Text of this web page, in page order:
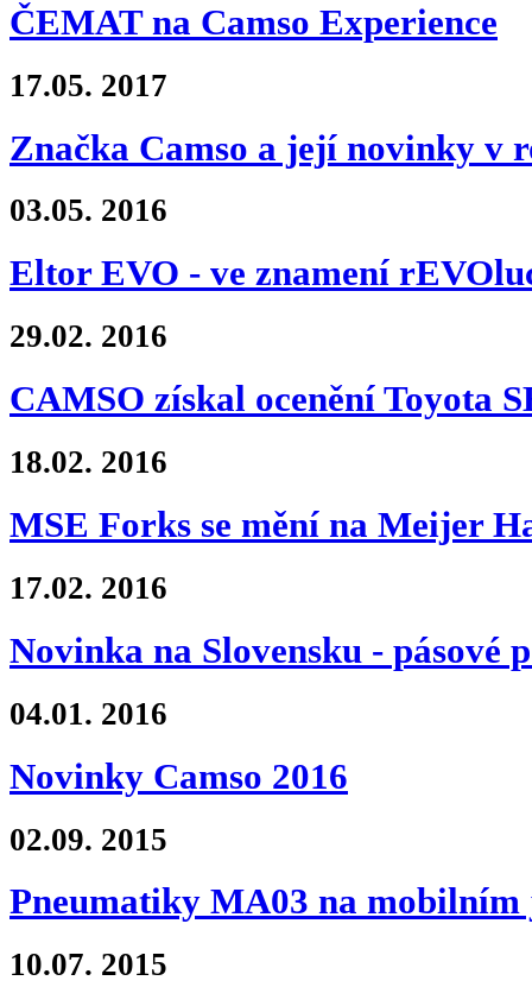
ČEMAT na Camso Experience
17.05. 2017
Značka Camso a její novinky v
03.05. 2016
Eltor EVO - ve znamení
29.02. 2016
CAMSO získal ocenění Toyota
18.02. 2016
MSE Forks se mění na Meijer
17.02. 2016
Novinka na Slovensku - pásové
04.01. 2016
Novinky Camso 2016
02.09. 2015
Pneumatiky MA03 na mobilním
10.07. 2015